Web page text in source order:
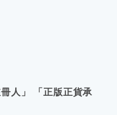
人」 「正版正貨承